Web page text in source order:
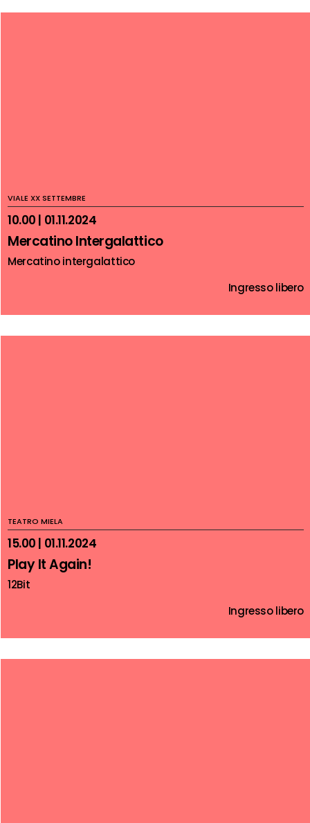
VIALE XX SETTEMBRE
10.00 | 01.11.2024
Mercatino Intergalattico
Mercatino intergalattico
Ingresso libero
TEATRO MIELA
15.00 | 01.11.2024
Play It Again!
12Bit
Ingresso libero